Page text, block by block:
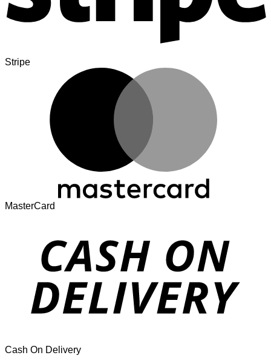
Stripe
MasterCard
Cash On Delivery